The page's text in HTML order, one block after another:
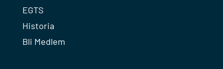
EGTS
Historia
Bli Medlem